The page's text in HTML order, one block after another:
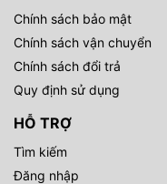
Chính sách bảo mật
Chính sách vận chuyển
Chính sách đổi trả
Quy định sử dụng
HỖ TRỢ
Tìm kiếm
Đăng nhập